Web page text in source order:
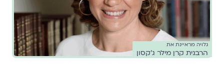
גלויה מראיינת את
הרבנית קרן מילר ג'קסון